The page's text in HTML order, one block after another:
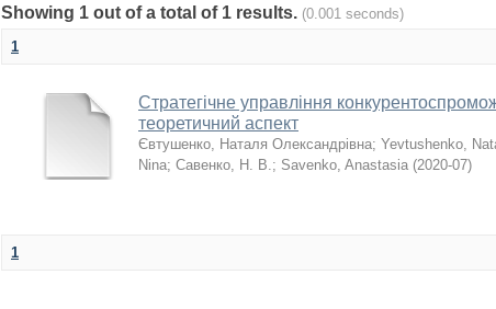
Showing 1 out of a total of 1 results. (0.001 seconds)
1
Стратегічне управління
теоретичний аспект
Євтушенко, Наталя Олександрівна; Yevtushenko,
Nina; Савенко, Н. В.; Savenko, Anastasia (2020-07)
1